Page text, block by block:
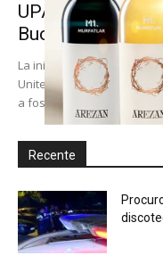
UPA din Iași,
București
La inițiativa
Unite ale Americii la
a fost reprezentată luni, 30
Recente